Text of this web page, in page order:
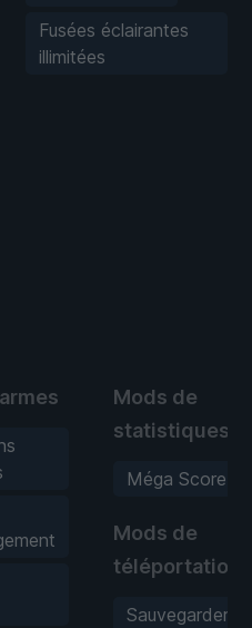
Fusées éclairantes
illimitées
Mods de
statistiques
Méga Score
Mods de
téléportation
Sauvegarder